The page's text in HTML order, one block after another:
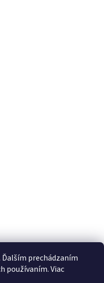
prechádzaním
používaním. Viac